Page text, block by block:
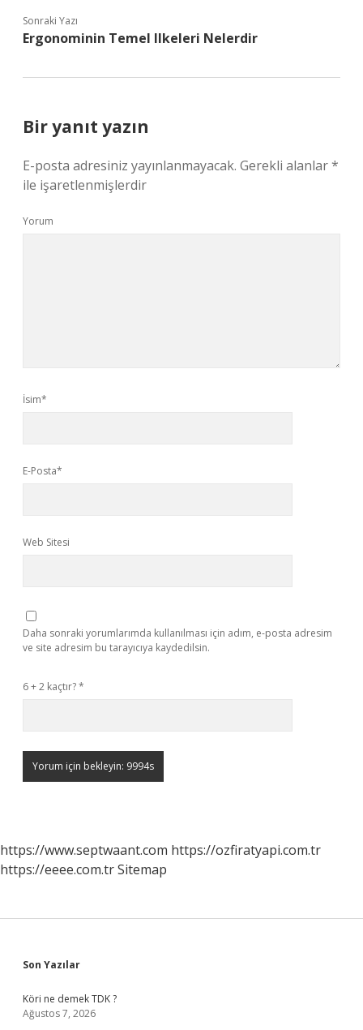
Sonraki Yazı
Ergonominin Temel Ilkeleri Nelerdir
Bir yanıt yazın
E-posta adresiniz yayınlanmayacak. Gerekli alanlar*
ile işaretlenmişlerdir
Yorum
İsim*
E-Posta*
Web Sitesi
Daha sonraki yorumlarımda kullanılması için adım, e-posta adresim
ve site adresim bu tarayıcıya kaydedilsin.
6 + 2 kaçtır?*
https://www.septwaant.com https://ozfiratyapi.com.tr
https://eeee.com.trSitemap
Sidebar
Son Yazılar
Köri ne demek TDK ?
Ağustos 7, 2026